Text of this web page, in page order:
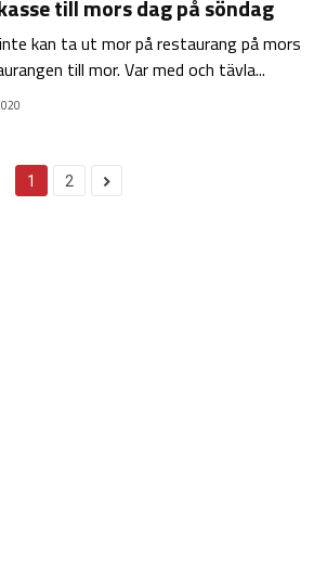
till mors dag på söndag
kan ta ut mor på restaurang på mors
till mor. Var med och tävla...
1 2